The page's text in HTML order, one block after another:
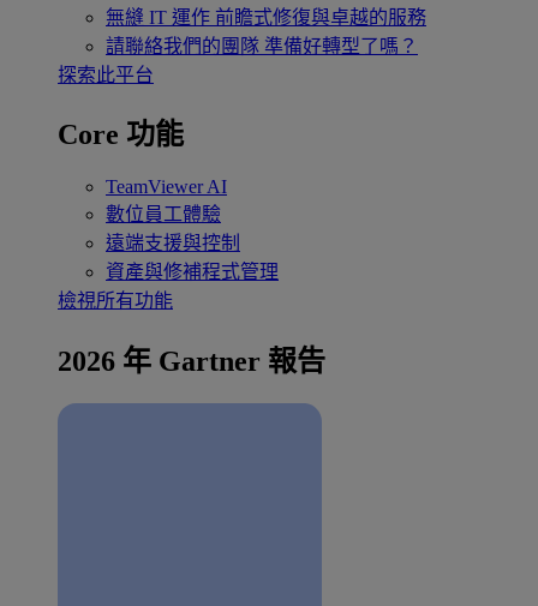
無縫 IT 運作 前瞻式修復與卓越的服務
請聯絡我們的團隊 準備好轉型了嗎？
探索此平台
Core 功能
TeamViewer AI
數位員工體驗
遠端支援與控制
資產與修補程式管理
檢視所有功能
2026 年 Gartner 報告